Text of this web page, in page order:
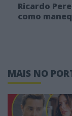
Ricardo
como
MAIS NO